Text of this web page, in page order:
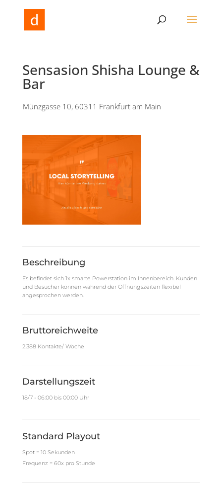
Sensasion Shisha Lounge &
Bar
Münzgasse 10, 60311 Frankfurt am Main
Beschreibung
Es befindet sich 1x smarte Powerstation im Innenbereich. Kunden
und Besucher können während der Öffnungszeiten flexibel
angesprochen werden.
Bruttoreichweite
2.388 Kontakte/ Woche
Darstellungszeit
18/7 - 06:00 bis 00:00 Uhr
Standard Playout
Spot = 10 Sekunden
Frequenz = 60x pro Stunde